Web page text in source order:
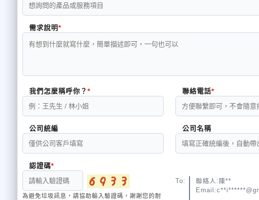
更快的數據恢復
最小的 Footprint
和人力，PHD Virtual Backup是完全虛擬化的。以Virtual Backup Appliance配
最低的系統資源需求 PHD Virtual Backup專用虛擬架構要求配備 低可於您現
，並進行來源端重複數據刪除。
最低的存儲使用需求：
PHD Virtual Backup的內建多工的重複數
據刪除技術，相較於競爭對手產品僅能針
對單個備份作業做重複數據刪除，PHD
Virtual Backup所使用存儲空間要來得少。
更安全 PHD Virtual Backup通過業界標準的數據 中心安全測試。它可透過值
需求說明
我們怎麼稱呼你？ 聯絡電話
公司統編 公司名稱
認證碼
為避免垃圾訊息，請協助輸入驗證碼，謝謝您的耐
To:
聯絡人:陳**